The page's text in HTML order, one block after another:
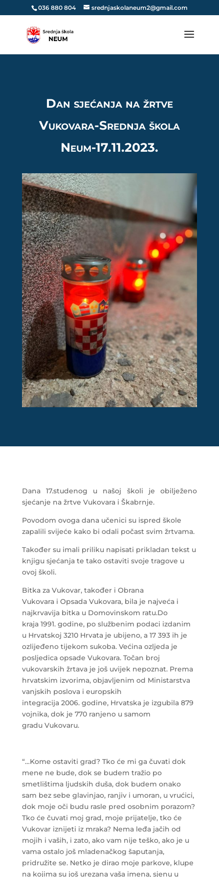
036 880 804 srednjaskolaneum2@gmail.com
Dan sjećanja na žrtve
Vukovara-Srednja škola
Neum-17.11.2023.
Dana 17.studenog u našoj školi je obilježeno
sjećanje na žrtve Vukovara i Škabrnje.
Povodom ovoga dana učenici su ispred škole
zapalili svijeće kako bi odali počast svim žrtvama.
Također su imali priliku napisati prikladan tekst u
knjigu sjećanja te tako ostaviti svoje tragove u
ovoj školi.
Bitka za Vukovar, također i Obrana
Vukovara i Opsada Vukovara, bila je najveća i
najkrvavija bitka u Domovinskom ratu.Do
kraja 1991. godine, po službenim podaci izdanim
u Hrvatskoj 3210 Hrvata je ubijeno, a 17 393 ih je
ozlijeđeno tijekom sukoba. Većina ozljeda je
posljedica opsade Vukovara. Točan broj
vukovarskih žrtava je još uvijek nepoznat. Prema
hrvatskim izvorima, objavljenim od Ministarstva
vanjskih poslova i europskih
integracija 2006. godine, Hrvatska je izgubila 879
vojnika, dok je 770 ranjeno u samom
gradu Vukovaru.
“…Kome ostaviti grad? Tko će mi ga čuvati dok
mene ne bude, dok se budem tražio po
smetlištima ljudskih duša, dok budem onako
sam bez sebe glavinjao, ranjiv i umoran, u vrućici,
dok moje oči budu rasle pred osobnim porazom?
Tko će čuvati moj grad, moje prijatelje, tko će
Vukovar iznijeti iz mraka? Nema leđa jačih od
mojih i vaših, i zato, ako vam nije teško, ako je u
vama ostalo još mladenačkog šaputanja,
pridružite se. Netko je dirao moje parkove, klupe
na kojima su još urezana vaša imena, sjenu u